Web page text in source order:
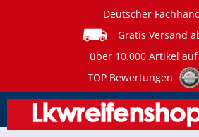
Deutscher
Gratis Versand
über 10.000 Artikel
TOP Bewertungen